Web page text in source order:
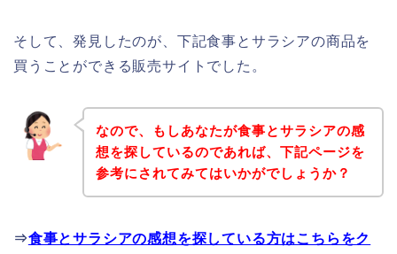
そして、発見したのが、下記食事とサラシアの商品を
買うことができる販売サイトでした。
なので、もしあなたが食事とサラシアの感
想を探しているのであれば、下記ページを
参考にされてみてはいかがでしょうか？
⇒食事とサラシアの感想を探している方はこちらをク